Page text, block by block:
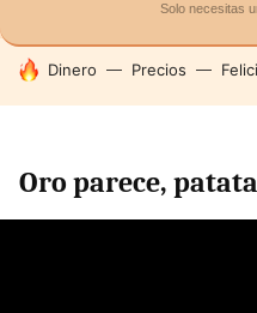
HOY SE HABLA DE
Dinero Precios
Oro parece,
Solo necesitas